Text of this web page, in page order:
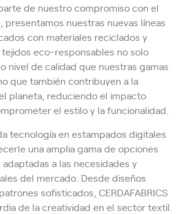
de nuestro compromiso con el
presentamos nuestras nuevas líneas
con materiales reciclados y
tejidos eco-responsables no solo
nivel de calidad que nuestras gamas
que también contribuyen a la
planeta, reduciendo el impacto
el estilo y la funcionalidad.
tecnología en estampados digitales
una amplia gama de opciones
a las necesidades y
del mercado. Desde diseños
sofisticados, CERDAFABRICS
de la creatividad en el sector textil.